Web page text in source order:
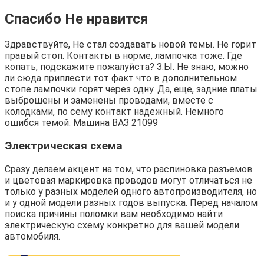
Спасибо Не нравится
Здравствуйте, Не стал создавать новой темы. Не горит
правый стоп. Контакты в норме, лампочка тоже. Где
копать, подскажите пожалуйста? З.Ы. Не знаю, можно
ли сюда приплести тот факт что в дополнительном
стопе лампочки горят через одну. Да, еще, задние платы
выброшены и заменены проводами, вместе с
колодками, по сему контакт надежный. Немного
ошибся темой. Машина ВАЗ 21099
Электрическая схема
Сразу делаем акцент на том, что распиновка разъемов
и цветовая маркировка проводов могут отличаться не
только у разных моделей одного автопроизводителя, но
и у одной модели разных годов выпуска. Перед началом
поиска причины поломки вам необходимо найти
электрическую схему конкретно для вашей модели
автомобиля.